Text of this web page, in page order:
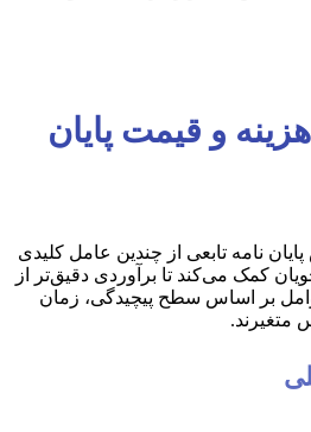
و قیمت پایان
نامه تابعی از چندین عامل کلیدی
کمک می‌کند تا برآوردی دقیق‌تر از
بر اساس سطح پیچیدگی، زمان
متغیرند.